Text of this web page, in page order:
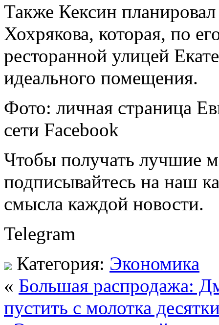
Также Кексин
Хохрякова, которая, по
ресторанной улицей
идеального помещения.
Фото: личная страница
сети Facebook
Чтобы получать лучшие
подписывайтесь на наш
смысла каждой новости.
Telegram
Категория: Экономика
« Большая распродажа:
пустить с молотка